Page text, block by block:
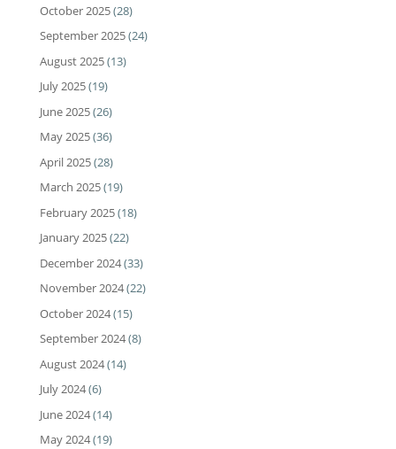
October 2025(28)
September 2025(24)
August 2025(13)
July 2025(19)
June 2025(26)
May 2025(36)
April 2025(28)
March 2025(19)
February 2025(18)
January 2025(22)
December 2024(33)
November 2024(22)
October 2024(15)
September 2024(8)
August 2024(14)
July 2024(6)
June 2024(14)
May 2024(19)